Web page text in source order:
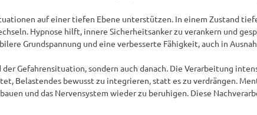
auf einer tiefen Ebene unterstützen. In einem Zustand
Hypnose hilft, innere Sicherheitsanker zu verankern und
Grundspannung und eine verbesserte Fähigkeit, auch in
Gefahrensituation, sondern auch danach. Die Verarbeitung
Belastendes bewusst zu integrieren, statt es zu verdrängen.
und das Nervensystem wieder zu beruhigen. Diese